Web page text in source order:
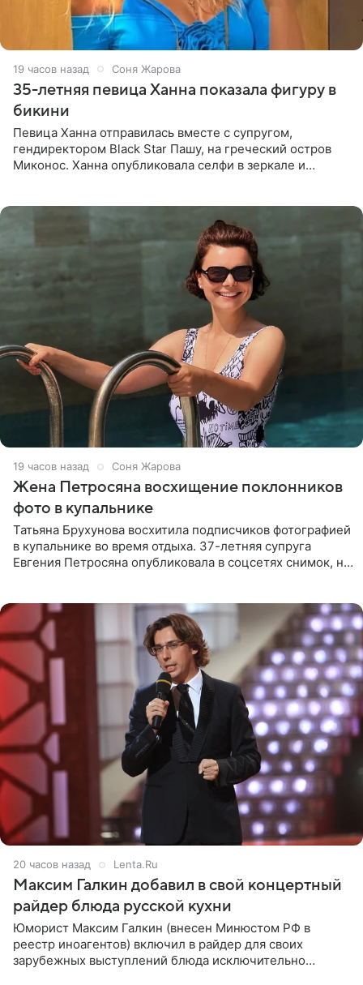
19 часов назад Соня Жарова
35-летняя певица Ханна показала фигуру в
бикини
Певица Ханна отправилась вместе с супругом,
гендиректором Black Star Пашу, на греческий остров
Миконос. Ханна опубликовала селфи в зеркале и
19 часов назад Соня Жарова
Жена Петросяна восхищение поклонников
фото в купальнике
Татьяна Брухунова восхитила подписчиков фотографией
в купальнике во время отдыха. 37-летняя супруга
Евгения Петросяна опубликовала в соцсетях снимок, на
20 часов назад Lenta.Ru
Максим Галкин добавил в свой концертный
райдер блюда русской кухни
Юморист Максим Галкин (внесен Минюстом РФ в
реестр иноагентов) включил в райдер для своих
зарубежных выступлений блюда исключительно